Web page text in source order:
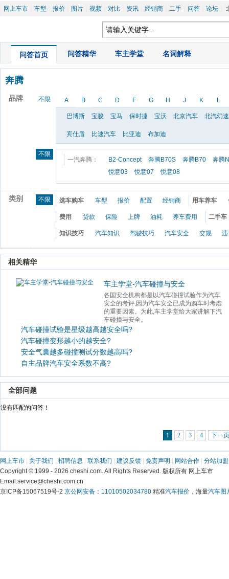
网上车市 车型 报价 图片 视频 对比 资讯 经销商 二手 问答 论坛
问答首页 问答精华 车主学堂 名词解释
奔腾
品牌 不限 A B C D F G H J K L
巴博斯 宝骏 宝马 保时捷 宝沃 北京汽车 北汽幻速
宾仕盾 比速汽车 比亚迪 布加迪
不限
一汽奔腾： B2-Concept 奔腾B70S 奔腾B70
奔腾
悦意03
悦意07 悦意08
类别 不限 选车购车 车型 报价 配置 经销商 用车养车
费用 贷款 保险 上牌 油耗 养车费用 二手车
知识技巧 汽车知识 驾驶技巧 汽车安全 交规 违
相关精华
车主学堂-汽车碰撞与安全
各国安全机构都是以汽车碰撞试验作为汽车
安全的考评,因为汽车安全已成为购车时考虑
的重要因素。为此,车主学堂给大家讲解下汽
车碰撞与安全。
汽车碰撞试验是星级越高越安全吗?
汽车碰撞变形越小的越安全?
安全气囊越多碰撞测试分数越高吗?
自主品牌汽车安全系数不高?
全部问题
没有匹配的问答！
1 2 3 4 下一页
网上车市 关于我们 招聘信息 联系我们 建议反馈 免责声明 网站合作
分站加盟
Copyright © 1999 - 2026 cheshi.com. All Rights Reserved. 版权所有 网上车市
Email:service@cheshi.com.cn
京ICP备15067519号-2 京公网安备：11010502034780 精准汽车报价 ，海量汽车图